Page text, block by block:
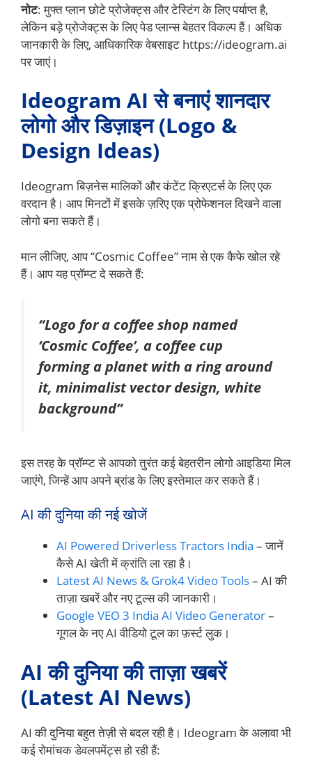
नोट: मुफ्त प्लान छोटे प्रोजेक्ट्स और टेस्टिंग के लिए पर्याप्त है,
लेकिन बड़े प्रोजेक्ट्स के लिए पेड प्लान्स बेहतर विकल्प हैं। अधिक
जानकारी के लिए, आधिकारिक वेबसाइट https://ideogram.ai
पर जाएं।
Ideogram AI से बनाएं शानदार
लोगो और डिज़ाइन (Logo &
Design Ideas)
Ideogram बिज़नेस मालिकों और कंटेंट क्रिएटर्स के लिए एक
वरदान है। आप मिनटों में इसके ज़रिए एक प्रोफेशनल दिखने वाला
लोगो बना सकते हैं।
मान लीजिए, आप “Cosmic Coffee” नाम से एक कैफे खोल रहे
हैं। आप यह प्रॉम्प्ट दे सकते हैं:
“Logo for a coffee shop named
‘Cosmic Coffee’, a coffee cup
forming a planet with a ring around
it, minimalist vector design, white
background”
इस तरह के प्रॉम्प्ट से आपको तुरंत कई बेहतरीन लोगो आइडिया मिल
जाएंगे, जिन्हें आप अपने ब्रांड के लिए इस्तेमाल कर सकते हैं।
AI की दुनिया की नई खोजें
AI Powered Driverless Tractors India – जानें
कैसे AI खेती में क्रांति ला रहा है।
Latest AI News & Grok4 Video Tools– AI की
ताज़ा खबरें और नए टूल्स की जानकारी।
Google VEO 3 India AI Video Generator–
गूगल के नए AI वीडियो टूल का फ़र्स्ट लुक।
AI की दुनिया की ताज़ा खबरें
(Latest AI News)
AI की दुनिया बहुत तेज़ी से बदल रही है। Ideogram के अलावा भी
कई रोमांचक डेवलपमेंट्स हो रही हैं: